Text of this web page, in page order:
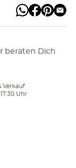
beraten Dich
Verkauf
Uhr